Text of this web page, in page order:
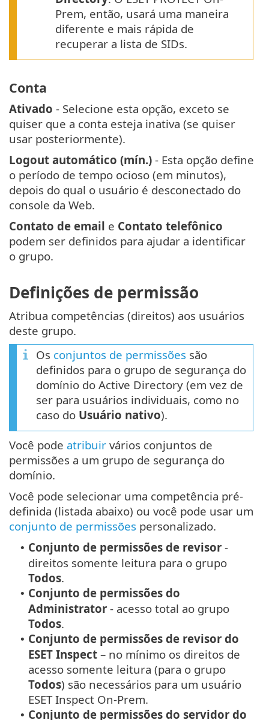
Prem, então, usará uma maneira
diferente e mais rápida de
recuperar a lista de SIDs.
Conta
Ativado - Selecione esta opção, exceto se
quiser que a conta esteja inativa (se quiser
usar posteriormente).
Logout automático (mín.) - Esta opção define
o período de tempo ocioso (em minutos),
depois do qual o usuário é desconectado do
console da Web.
Contato de email e Contato telefônico
podem ser definidos para ajudar a identificar
o grupo.
Definições de permissão
Atribua competências (direitos) aos usuários
deste grupo.
Os conjuntos de permissões são
definidos para o grupo de segurança do
domínio do Active Directory (em vez de
ser para usuários individuais, como no
caso do Usuário nativo).
Você pode atribuir vários conjuntos de
permissões a um grupo de segurança do
domínio.
Você pode selecionar uma competência pré-
definida (listada abaixo) ou você pode usar um
conjunto de permissões personalizado.
• Conjunto de permissões de revisor -
direitos somente leitura para o grupo
Todos.
• Conjunto de permissões do
Administrator - acesso total ao grupo
Todos.
• Conjunto de permissões de revisor do
ESET Inspect – no mínimo os direitos de
acesso somente leitura (para o grupo
Todos) são necessários para um usuário
ESET Inspect On-Prem.
• Conjunto de permissões do servidor do